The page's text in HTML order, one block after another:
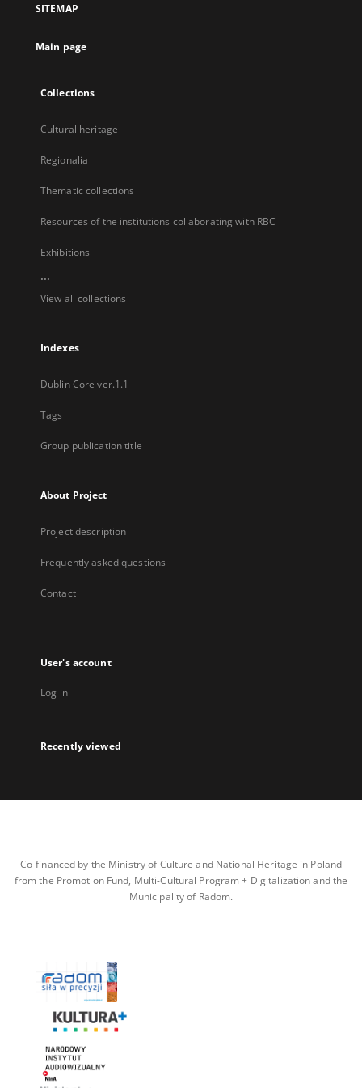
new
SITEMAP
Main page
Collections
Cultural heritage
Regionalia
Thematic collections
Resources of the institutions collaborating with RBC
Exhibitions
...
View all collections
Indexes
Dublin Core ver.1.1
Tags
Group publication title
About Project
Project description
Frequently asked questions
Contact
User's account
Log in
Recently viewed
Co-financed by the Ministry of Culture and National Heritage in Poland
from the Promotion Fund, Multi-Cultural Program + Digitalization and the
Municipality of Radom.